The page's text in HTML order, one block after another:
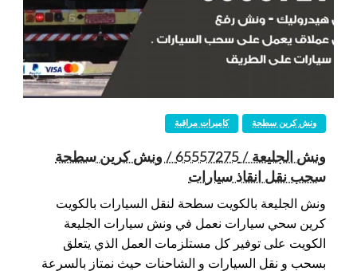
كاميرات مراقبة ونش كرين سطحة
ونش الجليعة / 65557275 / ونش كرين سطحة
سحب نقل انقاذ سيارات
ونش الجليعة بالكويت سطحة لنقل السيارات بالكويت
كرين سحي سيارات نعمل في ونش سيارات الجليعة
الكويت على توفير كل مستلزمات العمل الذي يتعلق
بسحب و نقل السيارات و الشاحنات حيث نمتاز بالسرعة